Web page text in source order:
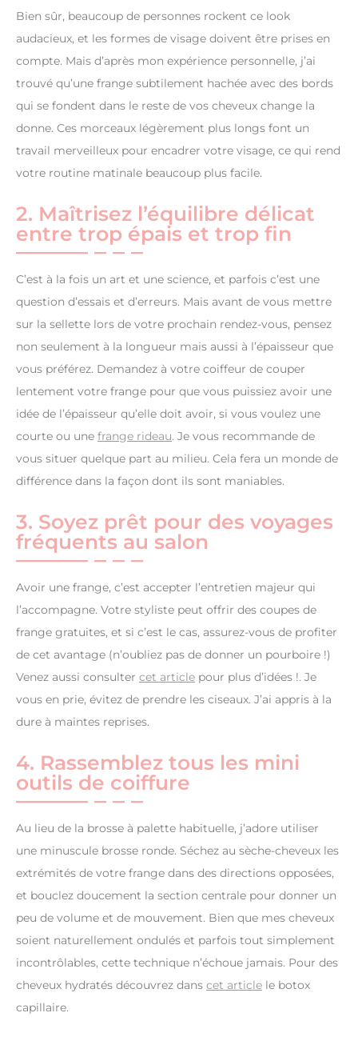
Bien sûr, beaucoup de personnes rockent ce look
audacieux, et les formes de visage doivent être prises en
compte. Mais d’après mon expérience personnelle, j’ai
trouvé qu’une frange subtilement hachée avec des bords
qui se fondent dans le reste de vos cheveux change la
donne. Ces morceaux légèrement plus longs font un
travail merveilleux pour encadrer votre visage, ce qui rend
votre routine matinale beaucoup plus facile.
2. Maîtrisez l’équilibre délicat
entre trop épais et trop fin
C’est à la fois un art et une science, et parfois c’est une
question d’essais et d’erreurs. Mais avant de vous mettre
sur la sellette lors de votre prochain rendez-vous, pensez
non seulement à la longueur mais aussi à l’épaisseur que
vous préférez. Demandez à votre coiffeur de couper
lentement votre frange pour que vous puissiez avoir une
idée de l’épaisseur qu’elle doit avoir, si vous voulez une
courte ou une frange rideau. Je vous recommande de
vous situer quelque part au milieu. Cela fera un monde de
différence dans la façon dont ils sont maniables.
3. Soyez prêt pour des voyages
fréquents au salon
Avoir une frange, c’est accepter l’entretien majeur qui
l’accompagne. Votre styliste peut offrir des coupes de
frange gratuites, et si c’est le cas, assurez-vous de profiter
de cet avantage (n’oubliez pas de donner un pourboire !)
Venez aussi consulter cet article pour plus d’idées !. Je
vous en prie, évitez de prendre les ciseaux. J’ai appris à la
dure à maintes reprises.
4. Rassemblez tous les mini
outils de coiffure
Au lieu de la brosse à palette habituelle, j’adore utiliser
une minuscule brosse ronde. Séchez au sèche-cheveux les
extrémités de votre frange dans des directions opposées,
et bouclez doucement la section centrale pour donner un
peu de volume et de mouvement. Bien que mes cheveux
soient naturellement ondulés et parfois tout simplement
incontrôlables, cette technique n’échoue jamais. Pour des
cheveux hydratés découvrez dans cet article le botox
capillaire.